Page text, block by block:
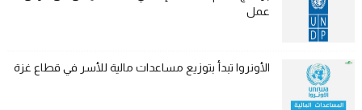
عمل
الأونروا تبدأ بتوزيع مساعدات مالية للأسر في قطاع غزة